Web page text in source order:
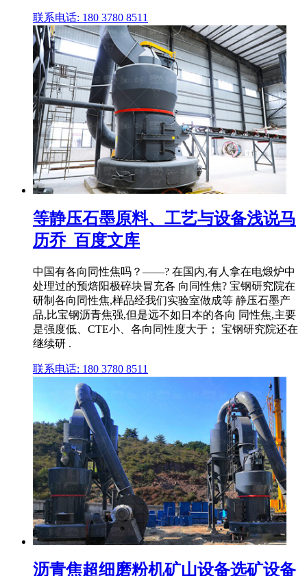
联系电话: 180 3780 8511
等静压石墨原料、工艺与设备浅说马
历乔_百度文库
中国有各向同性焦吗？——? 在国内,有人拿在电煅炉中
处理过的预焙阳极碎块冒充各 向同性焦? 宝钢研究院在
研制各向同性焦,样品经我们实验室做成等 静压石墨产
品,比宝钢沥青焦强,但是远不如日本的各向 同性焦,主要
是强度低、CTE小、各向同性度大于； 宝钢研究院还在
继续研 .
联系电话: 180 3780 8511
沥青焦超细磨粉机矿山设备选矿设备